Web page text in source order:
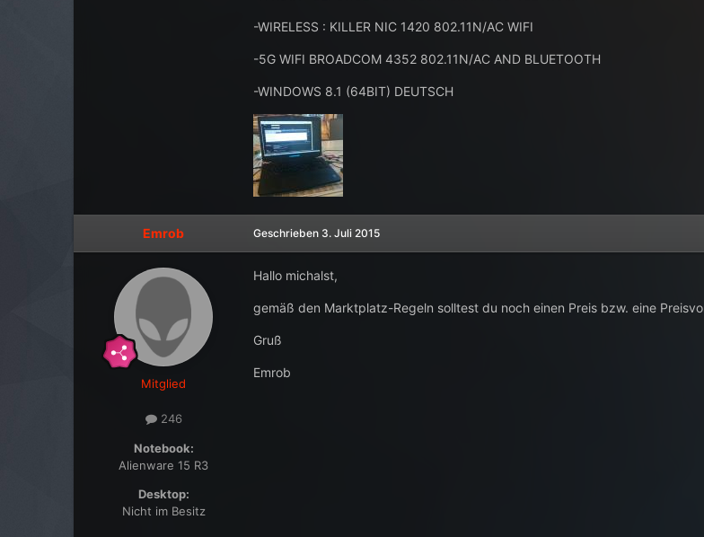
-WIRELESS : KILLER NIC 1420 802.11N/AC WIFI
-5G WIFI BROADCOM 4352 802.11N/AC AND BLUETOOTH
-WINDOWS 8.1 (64BIT) DEUTSCH
Emrob
Mitglied
246
Notebook:
Alienware 15 R3
Desktop:
Nicht im Besitz
Geschrieben 3. Juli 2015
Hallo michalst,
gemäß den Marktplatz-Regeln solltest du noch einen Preis bzw. eine
Gruß
Emrob